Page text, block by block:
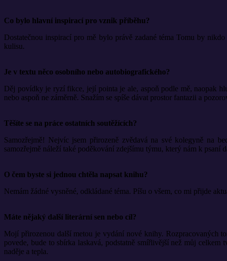
Co bylo hlavní inspirací pro vznik příběhu?
Dostatečnou inspirací pro mě bylo právě zadané téma Tomu by
kulisu.
Je v textu něco osobního nebo autobiografického?
Děj povídky je ryzí fikce, její pointa je ale, aspoň podle mě, naopak
nebo aspoň ne záměrně. Snažím se spíše dávat prostor fantazii a
Těšíte se na práce ostatních soutěžících?
Samozřejmě! Nejvíc jsem přirozeně zvědavá na své kolegyně na
samozřejmě náleží také poděkování zdejšímu týmu, který nám k psaní
O čem byste si jednou chtěla napsat knihu?
Nemám žádné vysněné, odkládané téma. Píšu o všem, co mi přijde
Máte nějaký další literární sen nebo cíl?
Mojí přirozenou další metou je vydání nové knihy. Rozpracovaných
povede, bude to sbírka laskavá, podstatně smířlivější než můj
naděje a tepla.